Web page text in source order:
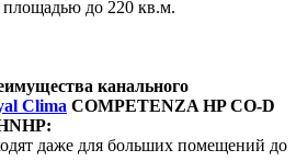
площадью до 220 кв.м.
канального
Clima COMPETENZA HP CO-D
:
даже для больших помещений до